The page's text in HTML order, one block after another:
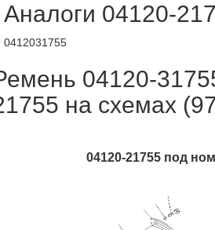
Аналоги 04120-
0412031755
04120-
на схемах
04120-21755 под